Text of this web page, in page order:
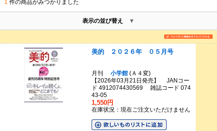
1 件の商品がみつかりました
表示の並び替え
美的 ２０２６年 ０５月号
月刊 小学館(Ａ４変)
【2026年03月21日発売】 JANコー
ド 4912074430569 雑誌コード 074
43-05
1,550円
在庫状況：現在ご注文いただけません